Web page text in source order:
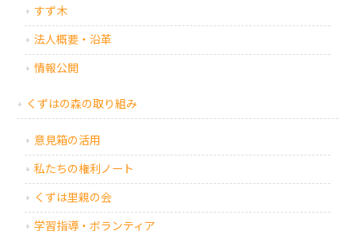
すず木
法人概要・沿革
情報公開
くずはの森の取り組み
意見箱の活用
私たちの権利ノート
くずは里親の会
学習指導・ボランティア